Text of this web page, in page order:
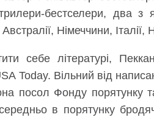
бестселери, два з
Німеччини, Італії,
себе літературі,
Today. Вільний від
посол Фонду порятунку
в порятунку